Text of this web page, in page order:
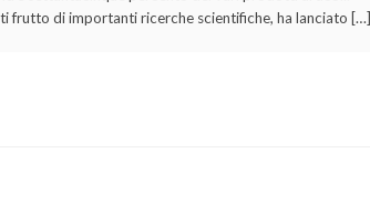
frutto di importanti ricerche scientifiche, ha lanciato […]